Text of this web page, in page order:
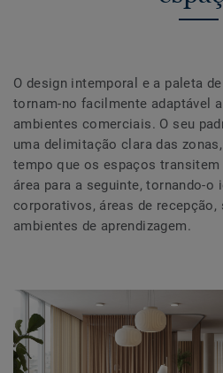
O design intemporal e a paleta
tornam-no facilmente adaptável
ambientes comerciais. O seu
uma delimitação clara das
tempo que os espaços transitem
área para a seguinte, tornando-
corporativos, áreas de recepção,
ambientes de aprendizagem.